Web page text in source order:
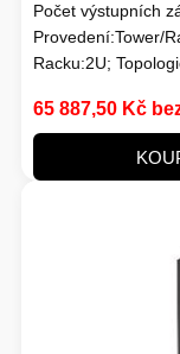
Počet výstupních
Provedení:Tower/
Racku:2U;
záložního času;
65 887,50 Kč